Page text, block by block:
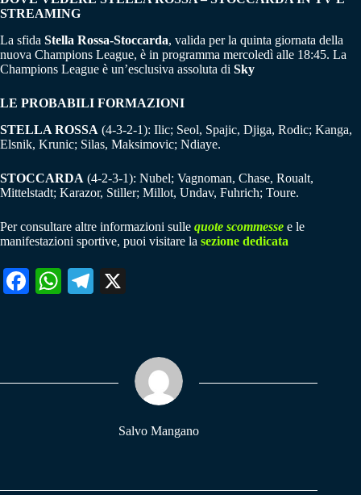
STREAMING
La sfida Stella Rossa-Stoccarda, valida per la quinta giornata della
nuova Champions League, è in programma mercoledì alle 18:45. La
Champions League è un’esclusiva assoluta di Sky
LE PROBABILI FORMAZIONI
STELLA ROSSA (4-3-2-1): Ilic; Seol, Spajic, Djiga, Rodic; Kanga,
Elsnik, Krunic; Silas, Maksimovic; Ndiaye.
STOCCARDA (4-2-3-1): Nubel; Vagnoman, Chase, Roualt,
Mittelstadt; Karazor, Stiller; Millot, Undav, Fuhrich; Toure.
Per consultare altre informazioni sulle quote scommesse e le
manifestazioni sportive, puoi visitare la sezione dedicata
Fa W
pp
Te
m
Salvo Mangano